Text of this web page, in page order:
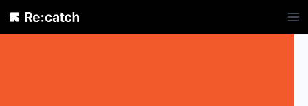
Skip